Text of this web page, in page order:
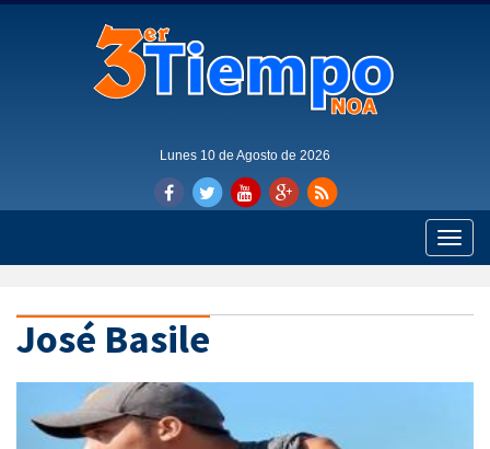
Lunes 10 de Agosto de 2026
Toggle
José Basile